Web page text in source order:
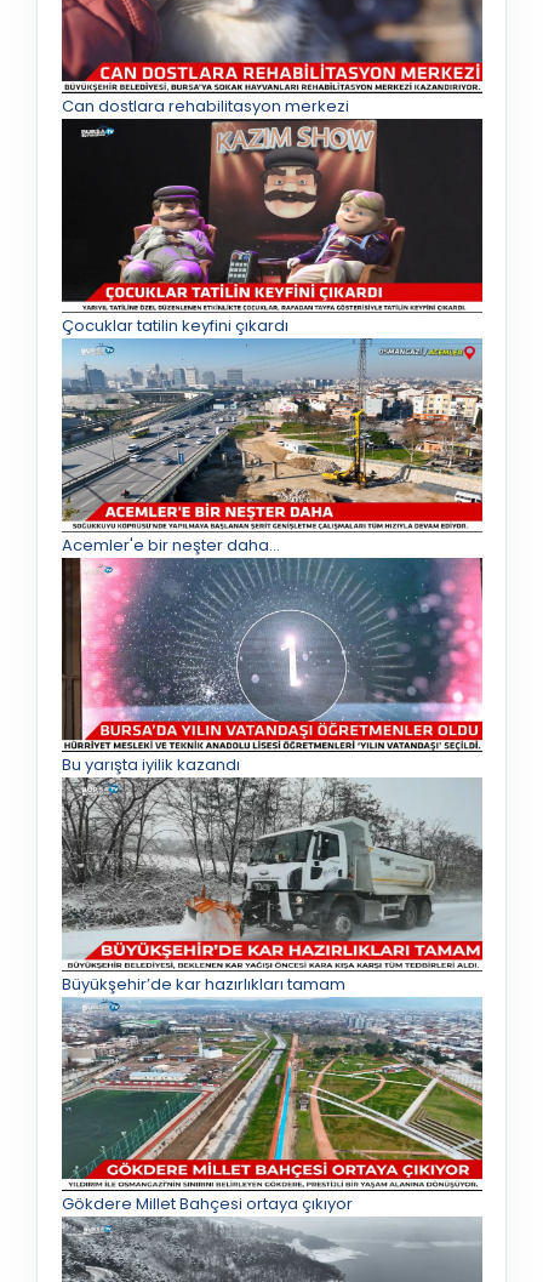
Can dostlara rehabilitasyon merkezi
Çocuklar tatilin keyfini çıkardı
Acemler'e bir neşter daha...
Bu yarışta iyilik kazandı
Büyükşehir’de kar hazırlıkları tamam
Gökdere Millet Bahçesi ortaya çıkıyor